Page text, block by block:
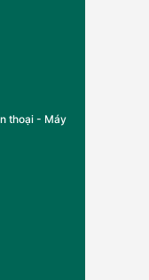
thoại - Máy